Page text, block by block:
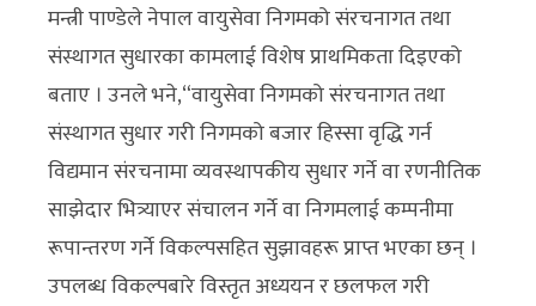
मन्त्री पाण्डेले नेपाल वायुसेवा निगमको संरचनागत तथा
संस्थागत सुधारका कामलाई विशेष प्राथमिकता दिइएको
बताए । उनले भने,“वायुसेवा निगमको संरचनागत तथा
संस्थागत सुधार गरी निगमको बजार हिस्सा वृद्धि गर्न
विद्यमान संरचनामा व्यवस्थापकीय सुधार गर्ने वा रणनीतिक
साझेदार भित्र्याएर संचालन गर्ने वा निगमलाई कम्पनीमा
रूपान्तरण गर्ने विकल्पसहित सुझावहरू प्राप्त भएका छन् ।
उपलब्ध विकल्पबारे विस्तृत अध्ययन र छलफल गरी